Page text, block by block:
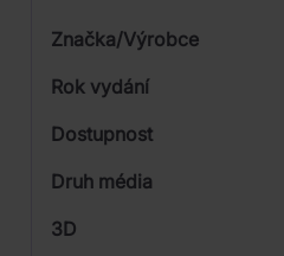
Značka/Výrobce
Rok vydání
Od
Dostupnost
Druh média
3D